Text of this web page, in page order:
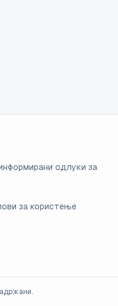
одлуки за
за користење